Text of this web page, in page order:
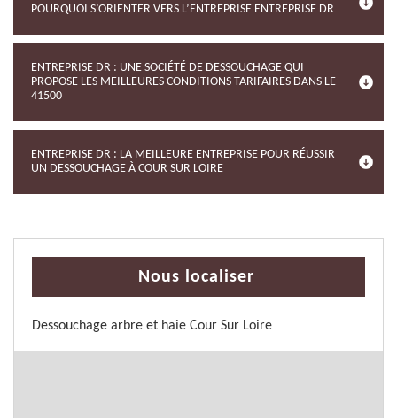
POURQUOI S’ORIENTER VERS L’ENTREPRISE ENTREPRISE DR
ENTREPRISE DR : UNE SOCIÉTÉ DE DESSOUCHAGE QUI
PROPOSE LES MEILLEURES CONDITIONS TARIFAIRES DANS LE
41500
ENTREPRISE DR : LA MEILLEURE ENTREPRISE POUR RÉUSSIR
UN DESSOUCHAGE À COUR SUR LOIRE
Nous localiser
Dessouchage arbre et haie Cour Sur Loire